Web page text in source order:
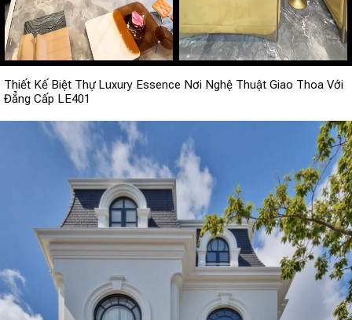
Thiết Kế Biệt Thự Luxury Essence Nơi Nghệ Thuật Giao Thoa Với
Đẳng Cấp LE401